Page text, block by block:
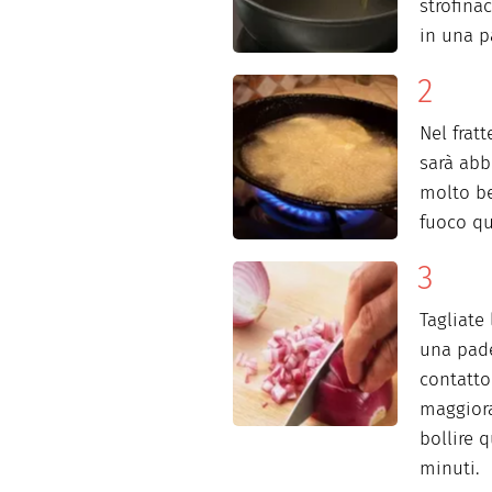
in una
Nel
sarà
molto
fuoco
una
bollire
minuti.